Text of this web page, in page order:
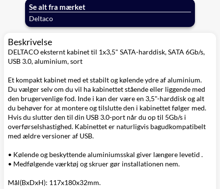
Se alt fra mærket
Deltaco
Beskrivelse
DELTACO eksternt kabinet til 1x3,5" SATA-harddisk, SATA 6Gb/s,
USB 3.0, aluminium, sort
Et kompakt kabinet med et stabilt og kølende ydre af aluminium.
Du vælger selv om du vil ha kabinettet stående eller liggende med
den brugervenlige fod. Inde i kan der være en 3,5"-harddisk og alt
du behøver for at montere og tilslutte den i kabinettet følger med.
Hvis du slutter den til din USB 3.0-port når du op til 5Gb/s i
overførselshastighed. Kabinettet er naturligvis bagudkompatibelt
med ældre versioner af USB.
• Kølende og beskyttende aluminiumsskal giver længere levetid .
• Medfølgende værktøj og skruer gør installationen nem.
Mål(BxDxH): 117x180x32mm.